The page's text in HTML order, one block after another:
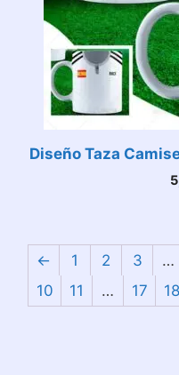
Diseño Taza
← 1 2 3 …
10
11 … 17 18